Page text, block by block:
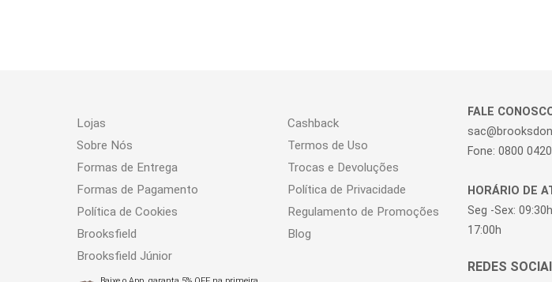
Lojas
Cashback
Sobre Nós
Termos de Uso
Formas de Entrega
Trocas e Devoluções
Formas de Pagamento
Política de Privacidade
Política de Cookies
Regulamento de Promoções
Brooksfield
Blog
Brooksfield Júnior
FALE
Fone: 0800
HORÁRIO DE
Seg -Sex:
17:00h